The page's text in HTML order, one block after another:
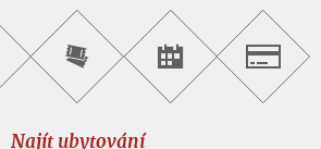
Zakoupit
vstupenky
on-
Najít
pořad/akci
Najít ubytování